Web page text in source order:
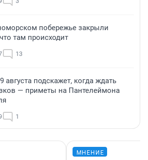
побережье закрыли
там происходит
13
августа подскажет, когда ждать
— приметы на Пантелеймона
1
МНЕНИЕ